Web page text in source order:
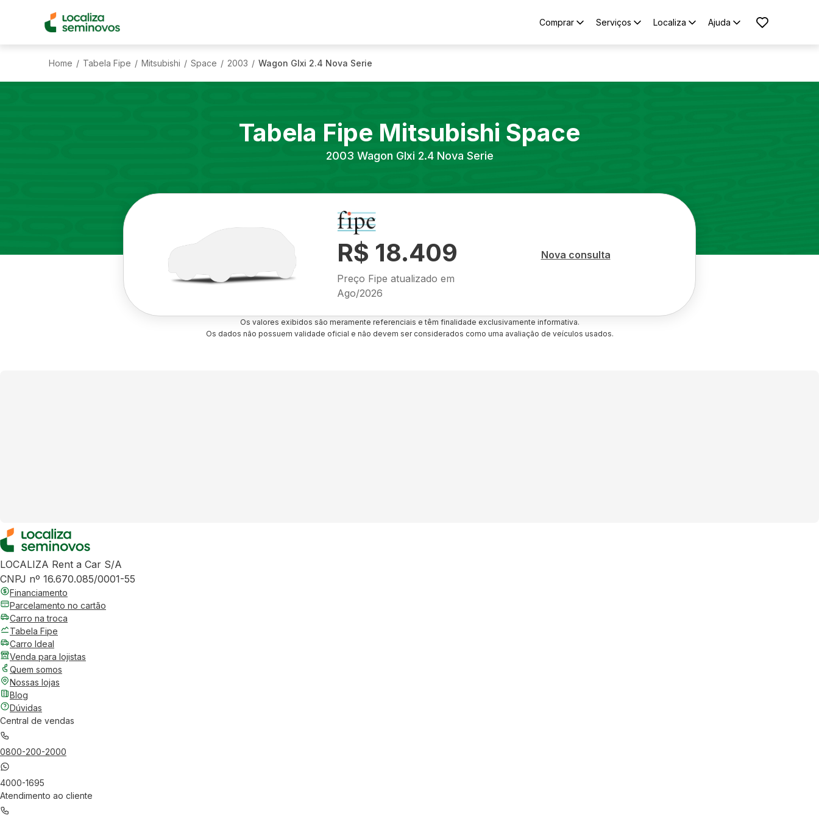
Comprar Serviços Localiza Ajuda
Home / Tabela Fipe / Mitsubishi / Space / 2003 / Wagon Glxi 2.4 Nova Serie
Tabela Fipe Mitsubishi Space
2003 Wagon Glxi 2.4 Nova Serie
R$ 18.409
Preço Fipe atualizado em
Ago/2026
Nova consulta
Os valores exibidos são meramente referenciais e têm finalidade exclusivamente informativa.
Os dados não possuem validade oficial e não devem ser considerados como uma avaliação de veículos usados.
LOCALIZA Rent a Car S/A
CNPJ nº 16.670.085/0001-55
Financiamento
Parcelamento no cartão
Carro na troca
Tabela Fipe
Carro Ideal
Venda para lojistas
Quem somos
Nossas lojas
Blog
Dúvidas
Central de vendas
0800-200-2000
4000-1695
Atendimento ao cliente